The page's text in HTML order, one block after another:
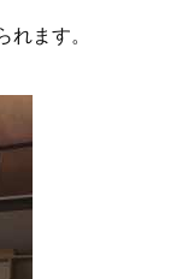
ます。